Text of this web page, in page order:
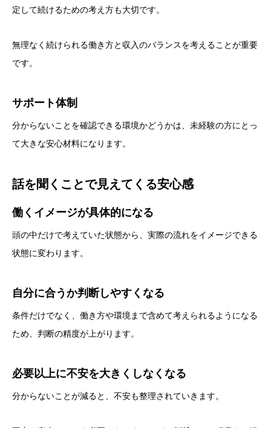
定して続けるための考え方も大切です。
無理なく続けられる働き方と収入のバランスを考えることが重要
です。
サポート体制
分からないことを確認できる環境かどうかは、未経験の方にとっ
て大きな安心材料になります。
話を聞くことで見えてくる安心感
働くイメージが具体的になる
頭の中だけで考えていた状態から、実際の流れをイメージできる
状態に変わります。
自分に合うか判断しやすくなる
条件だけでなく、働き方や環境まで含めて考えられるようになる
ため、判断の精度が上がります。
必要以上に不安を大きくしなくなる
分からないことが減ると、不安も整理されていきます。